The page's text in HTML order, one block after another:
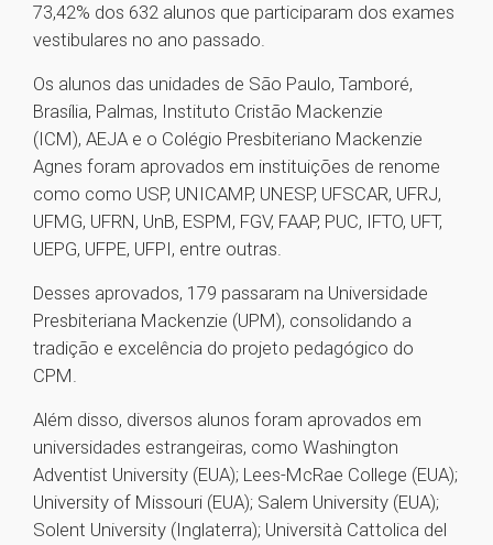
73,42% dos 632 alunos que participaram dos exames
vestibulares no ano passado.
Os alunos das unidades de São Paulo, Tamboré,
Brasília, Palmas, Instituto Cristão Mackenzie
(ICM), AEJA e o Colégio Presbiteriano Mackenzie
Agnes foram aprovados em instituições de renome
como como USP, UNICAMP, UNESP, UFSCAR, UFRJ,
UFMG, UFRN, UnB, ESPM, FGV, FAAP, PUC, IFTO, UFT,
UEPG, UFPE, UFPI, entre outras.
Desses aprovados, 179 passaram na Universidade
Presbiteriana Mackenzie (UPM), consolidando a
tradição e excelência do projeto pedagógico do
CPM.
Além disso, diversos alunos foram aprovados em
universidades estrangeiras, como Washington
Adventist University (EUA); Lees-McRae College (EUA);
University of Missouri (EUA); Salem University (EUA);
Solent University (Inglaterra); Università Cattolica del